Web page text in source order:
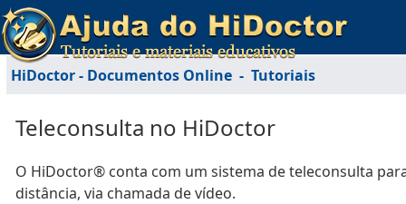
HiDoctor - Documentos Online - Tutoriais
Teleconsulta no HiDoctor
O HiDoctor® conta com um sistema de teleconsulta
distância, via chamada de vídeo.